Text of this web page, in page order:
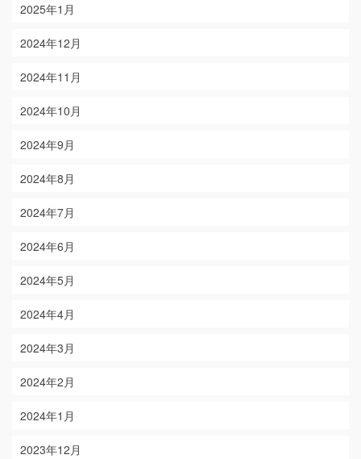
2025年1月
2024年12月
2024年11月
2024年10月
2024年9月
2024年8月
2024年7月
2024年6月
2024年5月
2024年4月
2024年3月
2024年2月
2024年1月
2023年12月